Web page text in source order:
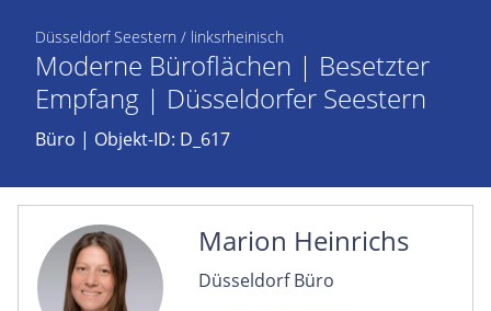
Düsseldorf Seestern / linksrheinisch
Moderne Büroflächen | Besetzter
Empfang | Düsseldorfer Seestern
Büro | Objekt-ID: D_617
Marion Heinrichs
Düsseldorf Büro